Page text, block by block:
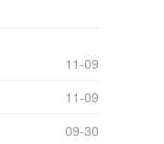
11-09
11-09
09-30